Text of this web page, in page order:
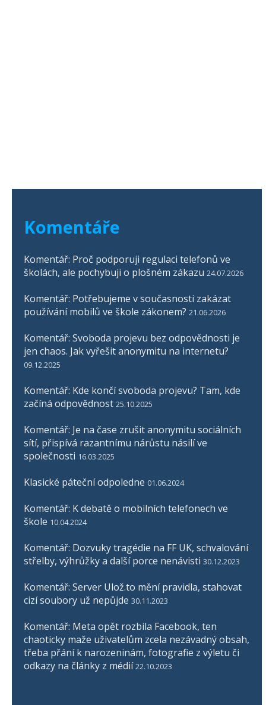
Komentáře
Komentář: Proč podporuji regulaci telefonů ve
školách, ale pochybuji o plošném zákazu 24.07.2026
Komentář: Potřebujeme v současnosti zakázat
používání mobilů ve škole zákonem? 21.06.2026
Komentář: Svoboda projevu bez odpovědnosti je
jen chaos. Jak vyřešit anonymitu na internetu?
09.12.2025
Komentář: Kde končí svoboda projevu? Tam, kde
začíná odpovědnost 25.10.2025
Komentář: Je na čase zrušit anonymitu sociálních
sítí, přispívá razantnímu nárůstu násilí ve
společnosti 16.03.2025
Klasické páteční odpoledne 01.06.2024
Komentář: K debatě o mobilních telefonech ve
škole 10.04.2024
Komentář: Dozvuky tragédie na FF UK, schvalování
střelby, výhrůžky a další porce nenávisti 30.12.2023
Komentář: Server Ulož.to mění pravidla, stahovat
cizí soubory už nepůjde 30.11.2023
Komentář: Meta opět rozbila Facebook, ten
chaoticky maže uživatelům zcela nezávadný obsah,
třeba přání k narozeninám, fotografie z výletu či
odkazy na články z médií 22.10.2023